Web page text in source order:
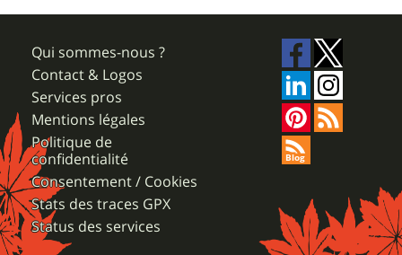
Qui sommes-nous ?
Contact & Logos
Services pros
Mentions légales
Politique de
confidentialité
Consentement / Cookies
Stats des traces GPX
Status des services